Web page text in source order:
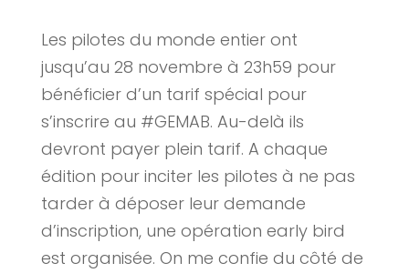
Les pilotes du monde entier ont
jusqu’au 28 novembre à 23h59 pour
bénéficier d’un tarif spécial pour
s’inscrire au #GEMAB. Au-delà ils
devront payer plein tarif. A chaque
édition pour inciter les pilotes à ne pas
tarder à déposer leur demande
d’inscription, une opération early bird
est organisée. On me confie du côté de